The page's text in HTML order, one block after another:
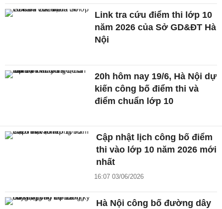
Link tra cứu điểm thi lớp 10
năm 2026 của Sở GD&ĐT Hà
Nội
20h hôm nay 19/6, Hà Nội dự
kiến công bố điểm thi và
điểm chuẩn lớp 10
Cập nhật lịch công bố điểm
thi vào lớp 10 năm 2026 mới
nhất
16:07 03/06/2026
Hà Nội công bố đường dây